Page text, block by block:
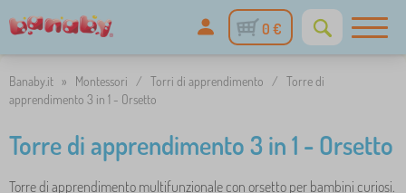
0 €
Banaby.it » Montessori / Torri di apprendimento / Torre di
apprendimento 3 in 1 - Orsetto
Torre di apprendimento 3 in 1 - Orsetto
Torre di apprendimento multifunzionale con orsetto per bambini curiosi.